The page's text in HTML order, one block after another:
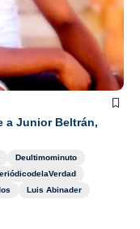
a Junior Beltrán,
Deultimominuto
Luis Abinader